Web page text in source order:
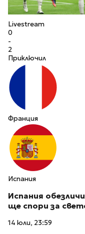
Livestream
0
-
2
Приключил
Франция
Испания
Испания
ще спори за
14 юли, 23:59